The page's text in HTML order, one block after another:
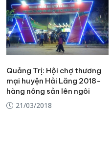
Quảng Trị: Hội chợ thương
mại huyện Hải Lăng 2018-
hàng nông sản lên ngôi
21/03/2018